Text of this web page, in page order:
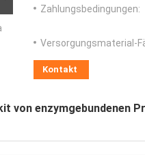
Zahlungsbedingungen:
Versorgungsmaterial-
Kontakt
von enzymgebundenen